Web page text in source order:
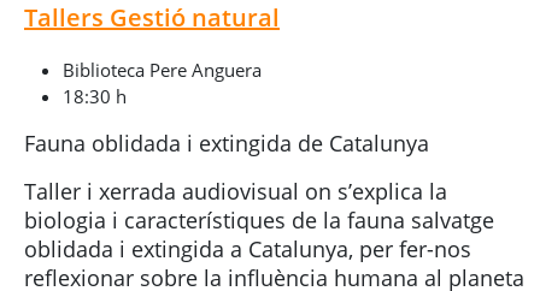
Tallers Gestió natural
Biblioteca Pere Anguera
18:30 h
Fauna oblidada i extingida de Catalunya
Taller i xerrada audiovisual on s’explica la
biologia i característiques de la fauna salvatge
oblidada i extingida a Catalunya, per fer-nos
reflexionar sobre la influència humana al planeta